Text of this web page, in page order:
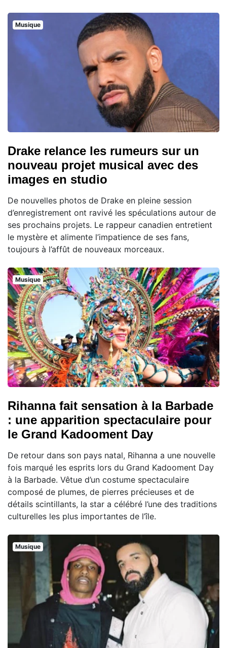
Musique
Drake relance les rumeurs sur un
nouveau projet musical avec des
images en studio
De nouvelles photos de Drake en pleine session
d’enregistrement ont ravivé les spéculations autour de
ses prochains projets. Le rappeur canadien entretient
le mystère et alimente l’impatience de ses fans,
toujours à l’affût de nouveaux morceaux.
Musique
Rihanna fait sensation à la Barbade
: une apparition spectaculaire pour
le Grand Kadooment Day
De retour dans son pays natal, Rihanna a une nouvelle
fois marqué les esprits lors du Grand Kadooment Day
à la Barbade. Vêtue d’un costume spectaculaire
composé de plumes, de pierres précieuses et de
détails scintillants, la star a célébré l’une des traditions
culturelles les plus importantes de l’île.
Musique